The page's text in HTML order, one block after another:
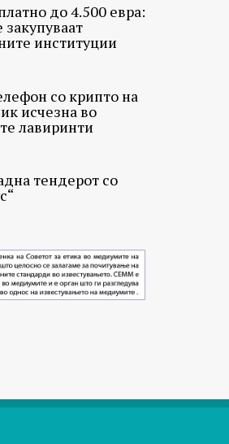
до 4.500 евра:
закупуваат
институции
со крипто на
исчезна во
лавиринти
тендерот со